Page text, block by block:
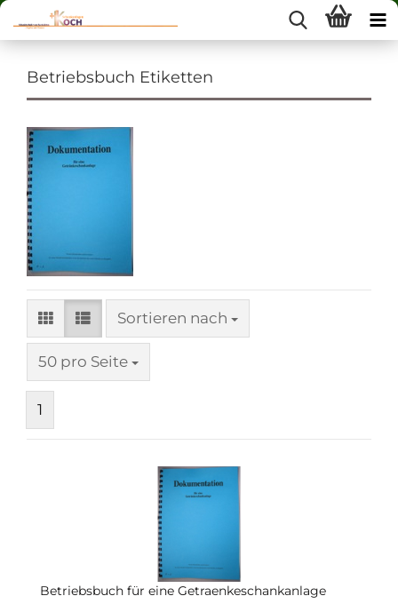
Betriebsbuch Etiketten
Sortieren nach
Sortieren nach
50 pro Seite
pro Seite
1
Betriebsbuch für eine Getraenkeschankanlage